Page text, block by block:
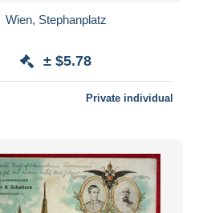
Wien, Stephanplatz
± $5.78
Private individual